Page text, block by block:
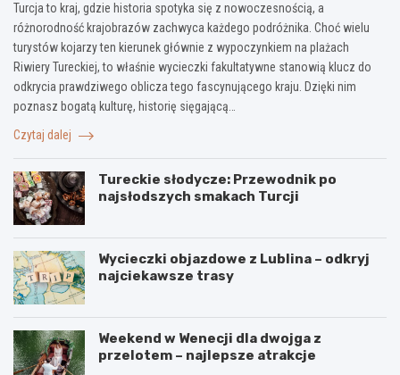
Turcja to kraj, gdzie historia spotyka się z nowoczesnością, a
różnorodność krajobrazów zachwyca każdego podróżnika. Choć wielu
turystów kojarzy ten kierunek głównie z wypoczynkiem na plażach
Riwiery Tureckiej, to właśnie wycieczki fakultatywne stanowią klucz do
odkrycia prawdziwego oblicza tego fascynującego kraju. Dzięki nim
poznasz bogatą kulturę, historię sięgającą…
Czytaj dalej
Tureckie słodycze: Przewodnik po
najsłodszych smakach Turcji
Wycieczki objazdowe z Lublina – odkryj
najciekawsze trasy
Weekend w Wenecji dla dwojga z
przelotem – najlepsze atrakcje